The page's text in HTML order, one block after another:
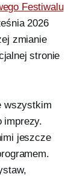
Festiwalu
2026
zmianie
stronie
wszystkim
imprezy.
jeszcze